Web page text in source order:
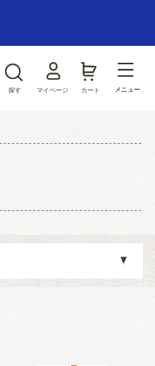
探す マイページ カート メニュー